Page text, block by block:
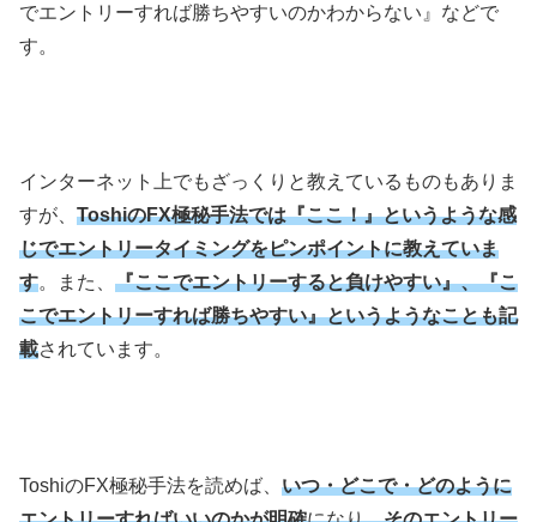
でエントリーすれば勝ちやすいのかわからない』などで
す。
インターネット上でもざっくりと教えているものもありま
すが、 ToshiのFX極秘手法では『ここ！』というような感
じでエントリータイミングをピンポイントに教えていま
す。また、 『ここでエントリーすると負けやすい』、『こ
こでエントリーすれば勝ちやすい』というようなことも記
載されています。
ToshiのFX極秘手法を読めば、 いつ・どこで・どのように